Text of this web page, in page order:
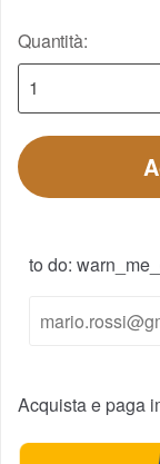
Quantità:
to do:
Acquista e paga